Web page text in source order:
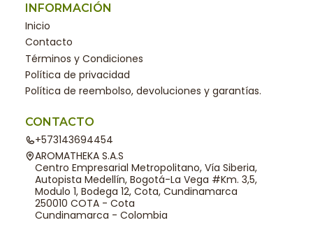
INFORMACIÓN
Inicio
Contacto
Términos y Condiciones
Política de privacidad
Política de reembolso, devoluciones y garantías.
CONTACTO
+573143694454
AROMATHEKA S.A.S
Centro Empresarial Metropolitano, Vía Siberia,
Autopista Medellín, Bogotá-La Vega #Km. 3,5,
Modulo 1, Bodega 12, Cota, Cundinamarca
250010 COTA - Cota
Cundinamarca - Colombia